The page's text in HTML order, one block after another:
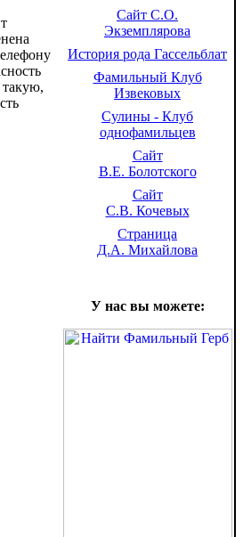
Сайт С.О.
Экземплярова
История рода Гассельблат
Фамильный Клуб
Извековых
Сулины - Клуб
однофамильцев
Сайт
В.Е. Болотского
Сайт
С.В. Кочевых
Страница
Д.А. Михайлова
У нас вы можете: